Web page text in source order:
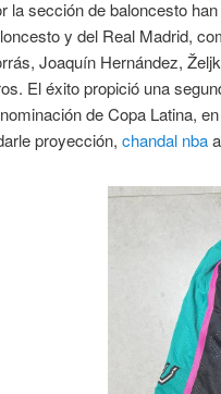
la sección de baloncesto
y del Real Madrid,
Joaquín Hernández,
El éxito propició una
de Copa Latina,
proyección, chandal nba